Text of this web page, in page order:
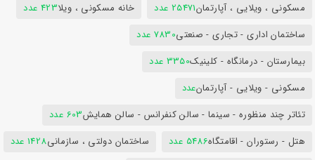
مسکونی ، ویلایی ، آپارتمان25471 عدد خانه مسکونی ، ویلا423 عدد
ساختمان اداری - تجاری - صنعتی7830 عدد
بیمارستان - درمانگاه - کلینیک3350 عدد
مسکونی - ویلایی - آپارتمانعدد
تئاتر چند منظوره - سینما - سالن کنفرانس - سالن همایش603 عدد
هتل - رستوران - اقامتگاه5486 عدد ساختمان دولتی ، سازمانی1428 عدد